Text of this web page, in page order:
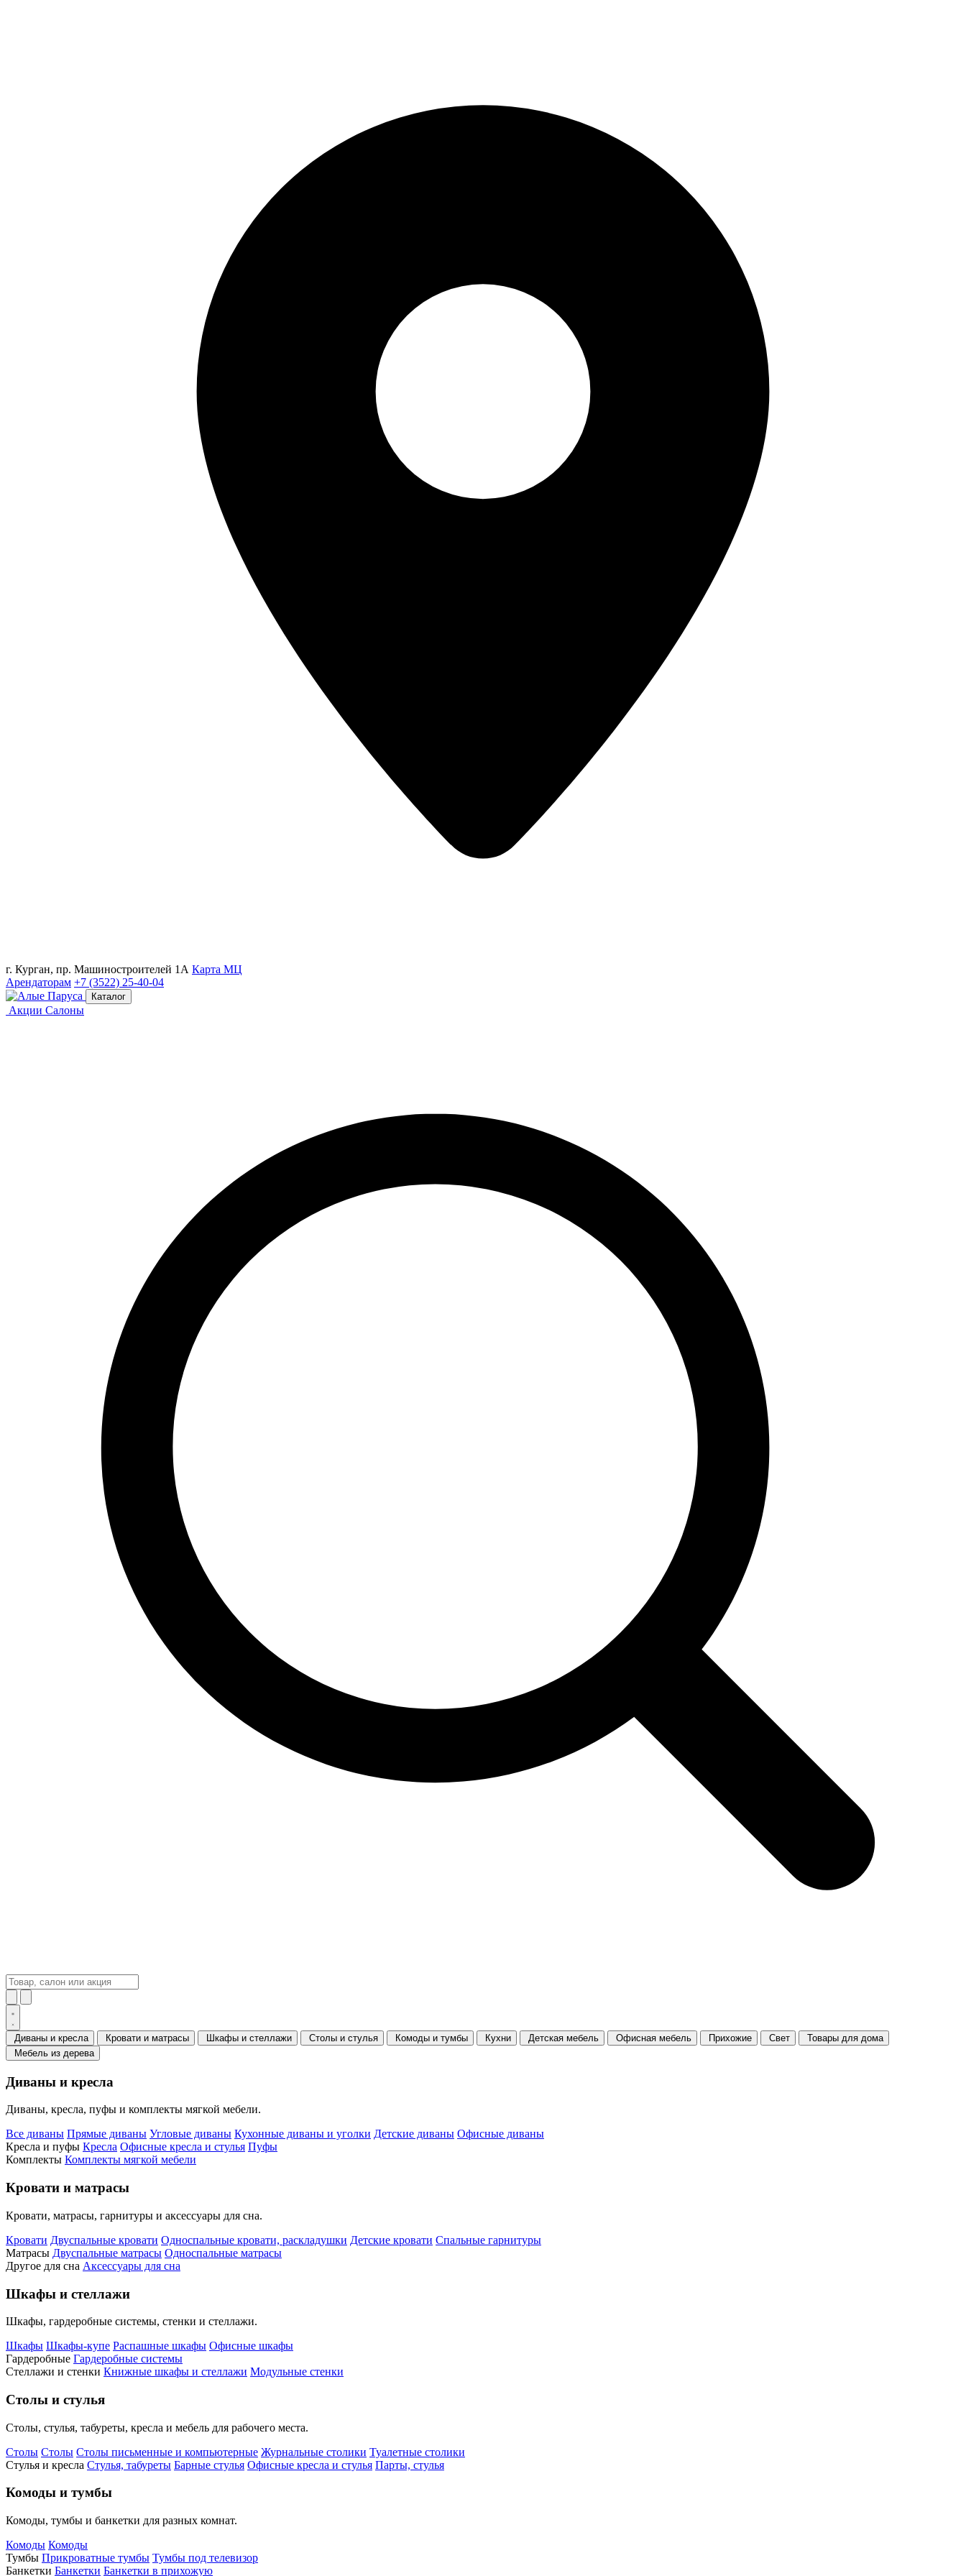
г. Курган, пр. Машиностроителей 1А Карта МЦ
Арендаторам +7 (3522) 25-40-04
Каталог
Акции Салоны
Диваны и кресла Кровати и матрасы Шкафы и стеллажи Столы и стулья Комоды и тумбы Кухни Детская мебель Офисная мебель Прихожие Свет
Товары для дома
Мебель из дерева
Диваны и кресла
Диваны, кресла, пуфы и комплекты мягкой мебели.
Все диваны Прямые диваны Угловые диваны Кухонные диваны и уголки Детские диваны Офисные диваны
Кресла и пуфы Кресла Офисные кресла и стулья Пуфы
Комплекты Комплекты мягкой мебели
Кровати и матрасы
Кровати, матрасы, гарнитуры и аксессуары для сна.
Кровати Двуспальные кровати Односпальные кровати, раскладушки Детские кровати Спальные гарнитуры
Матрасы Двуспальные матрасы Односпальные матрасы
Другое для сна Аксессуары для сна
Шкафы и стеллажи
Шкафы, гардеробные системы, стенки и стеллажи.
Шкафы Шкафы-купе Распашные шкафы Офисные шкафы
Гардеробные Гардеробные системы
Стеллажи и стенки Книжные шкафы и стеллажи Модульные стенки
Столы и стулья
Столы, стулья, табуреты, кресла и мебель для рабочего места.
Столы Столы Столы письменные и компьютерные Журнальные столики Туалетные столики
Стулья и кресла Стулья, табуреты Барные стулья Офисные кресла и стулья Парты, стулья
Комоды и тумбы
Комоды, тумбы и банкетки для разных комнат.
Комоды Комоды
Тумбы Прикроватные тумбы Тумбы под телевизор
Банкетки Банкетки Банкетки в прихожую